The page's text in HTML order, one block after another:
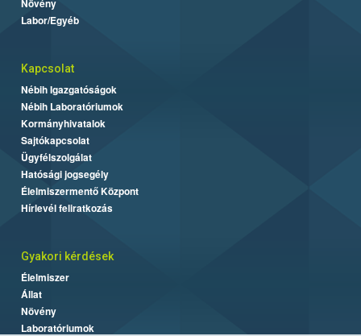
Növény
Labor/Egyéb
Kapcsolat
Nébih Igazgatóságok
Nébih Laboratóriumok
Kormányhivatalok
Sajtókapcsolat
Ügyfélszolgálat
Hatósági jogsegély
Élelmiszermentő Központ
Hírlevél feliratkozás
Gyakori kérdések
Élelmiszer
Állat
Növény
Laboratóriumok